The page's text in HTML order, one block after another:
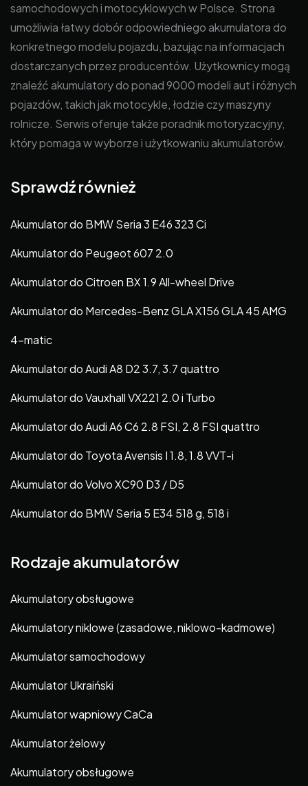
samochodowych i motocyklowych w Polsce. Strona
umożliwia łatwy dobór odpowiedniego akumulatora do
konkretnego modelu pojazdu, bazując na informacjach
dostarczanych przez producentów. Użytkownicy mogą
znaleźć akumulatory do ponad 9000 modeli aut i różnych
pojazdów, takich jak motocykle, łodzie czy maszyny
rolnicze. Serwis oferuje także poradnik motoryzacyjny,
który pomaga w wyborze i użytkowaniu akumulatorów.
Sprawdź również
Akumulator do BMW Seria 3 E46 323 Ci
Akumulator do Peugeot 607 2.0
Akumulator do Citroen BX 1.9 All-wheel Drive
Akumulator do Mercedes-Benz GLA X156 GLA 45 AMG
4-matic
Akumulator do Audi A8 D2 3.7, 3.7 quattro
Akumulator do Vauxhall VX221 2.0 i Turbo
Akumulator do Audi A6 C6 2.8 FSI, 2.8 FSI quattro
Akumulator do Toyota Avensis I 1.8, 1.8 VVT-i
Akumulator do Volvo XC90 D3 / D5
Akumulator do BMW Seria 5 E34 518 g, 518 i
Rodzaje akumulatorów
Akumulatory obsługowe
Akumulatory niklowe (zasadowe, niklowo-kadmowe)
Akumulator samochodowy
Akumulator Ukraiński
Akumulator wapniowy CaCa
Akumulator żelowy
Akumulatory obsługowe